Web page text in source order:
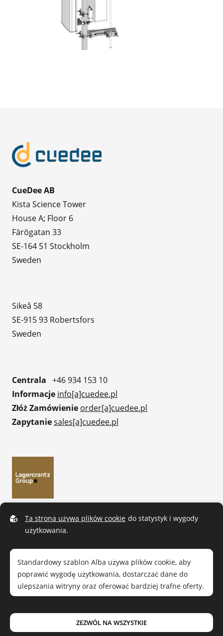
CueDee AB
Kista Science Tower
House A; Floor 6
Färögatan 33
SE-164 51 Stockholm
Sweden
Sikeå 58
SE-915 93 Robertsfors
Sweden
Centrala +46 934 153 10
Informacje info[a]cuedee.pl
Złóż Zamówienie order[a]cuedee.pl
Zapytaniesales[a]cuedee.pl
Wszelkie prawa zastrzeżone|
Projektowane przezSphinxly|Easyweb CMS
Ta strona używa plików cookie do statystyk i wygody
użytkowania.
Standardowy szablon Alba używa plików cookie, aby
poprawić wygodę użytkowania, dostarczać dane do
ulepszania witryny oraz oferować bardziej trafne oferty.
Przeczytaj nasząpolitykę prywatności. Jeśli zgadzasz się
na nasze użycie, wybierz Zezwól na wszystkie
ZEZWÓL NA WSZYSTKIE